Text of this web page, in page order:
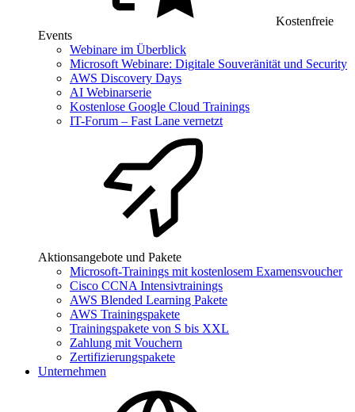
Kostenfreie
Events
Webinare im Überblick
Microsoft Webinare: Digitale Souveränität und Security
AWS Discovery Days
AI Webinarserie
Kostenlose Google Cloud Trainings
IT-Forum – Fast Lane vernetzt
Aktionsangebote und Pakete
Microsoft-Trainings mit kostenlosem Examensvoucher
Cisco CCNA Intensivtrainings
AWS Blended Learning Pakete
AWS Trainingspakete
Trainingspakete von S bis XXL
Zahlung mit Vouchern
Zertifizierungspakete
Unternehmen